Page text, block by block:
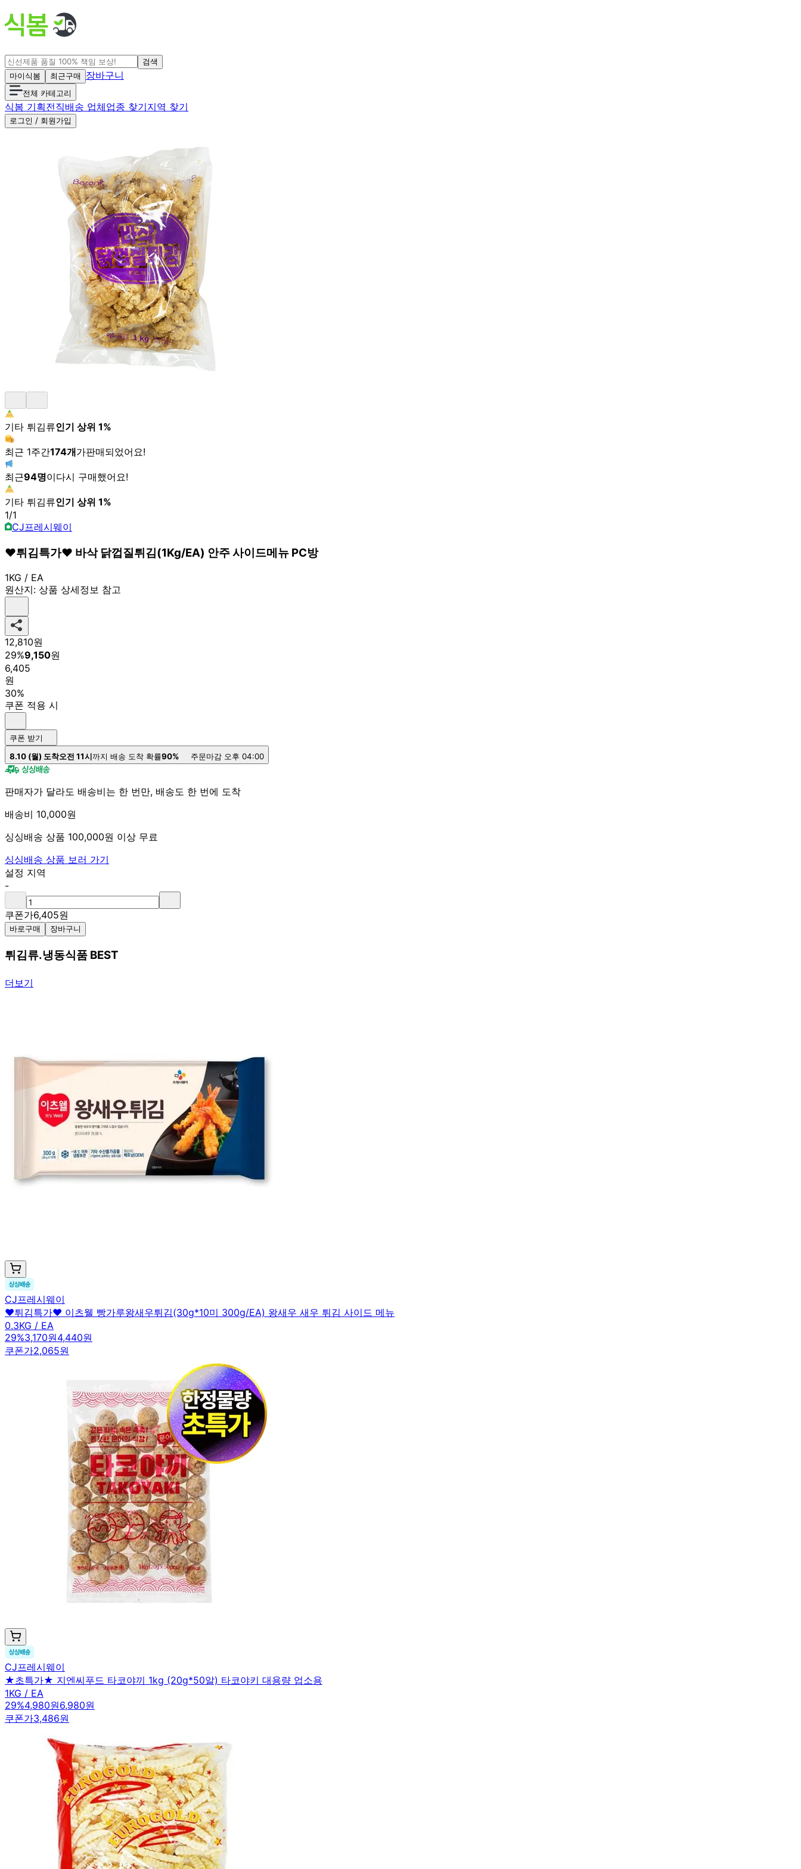
검색
마이식봄
최근구매 장바구니
전체 카테고리
식봄 기획전직배송 업체업종 찾기지역 찾기
로그인 / 회원가입
기타 튀김류인기 상위 1%
최근 1주간174개가판매되었어요!
최근94명이다시 구매했어요!
기타 튀김류인기 상위 1%
1/1
CJ프레시웨이
♥튀김특가♥ 바삭 닭껍질튀김(1Kg/EA) 안주 사이드메뉴 PC방
1KG / EA
원산지: 상품 상세정보 참고
12,810원
29%9,150원
6,405
원
30%
쿠폰 적용 시
쿠폰 받기
8.10 (월) 도착오전 11시까지 배송 도착 확률90% 주문마감 오후 04:00
판매자가 달라도 배송비는 한 번만, 배송도 한 번에 도착
배송비 10,000원
싱싱배송 상품 100,000원 이상 무료
싱싱배송 상품 보러 가기
설정 지역
-
쿠폰가6,405원
바로구매 장바구니
튀김류.냉동식품 BEST
더보기
CJ프레시웨이
♥튀김특가♥ 이츠웰 빵가루왕새우튀김(30g*10미 300g/EA) 왕새우 새우 튀김 사이드 메뉴
0.3KG / EA
29%3,170원4,440원
쿠폰가2,065원
CJ프레시웨이
★초특가★ 지엔씨푸드 타코야끼 1kg (20g*50알) 타코야키 대용량 업소용
1KG / EA
29%4,980원6,980원
쿠폰가3,486원